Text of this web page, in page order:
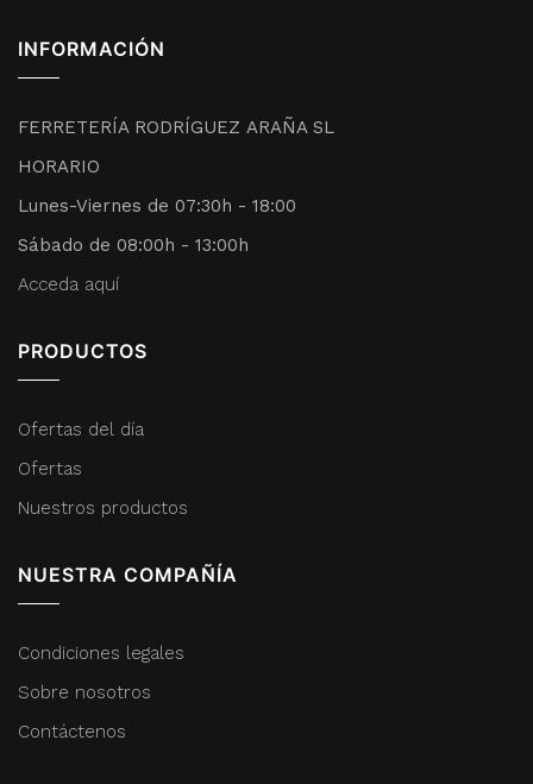
INFORMACIÓN
FERRETERÍA RODRÍGUEZ ARAÑA SL
HORARIO
Lunes-Viernes de 07:30h - 18:00
Sábado de 08:00h - 13:00h
Acceda aquí
PRODUCTOS
Ofertas del día
Ofertas
Nuestros productos
NUESTRA COMPAÑÍA
Condiciones legales
Sobre nosotros
Contáctenos